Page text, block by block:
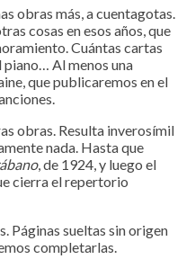
obras más, a cuentagotas.
cosas en esos años, que
Cuántas cartas
Al menos una
que publicaremos en el
obras. Resulta inverosímil
nada. Hasta que
, de 1924, y luego el
cierra el repertorio
Páginas sueltas sin origen
completarlas.